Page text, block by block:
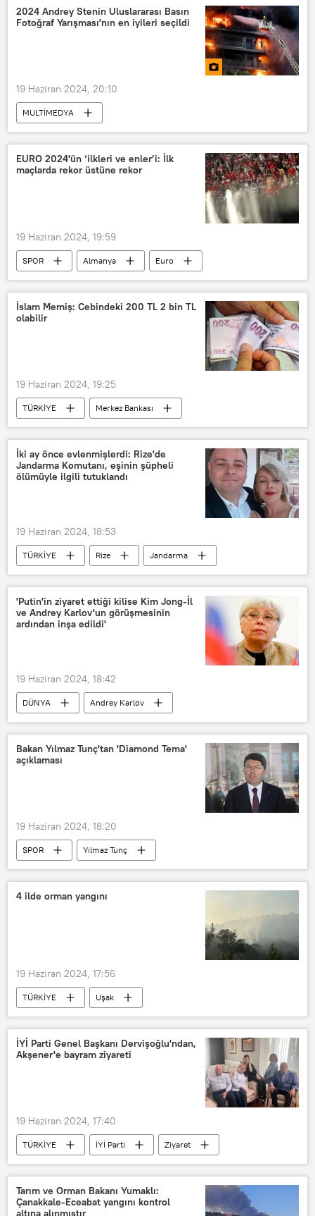
2024 Andrey Stenin Uluslararası Basın
Fotoğraf Yarışması'nın en iyileri seçildi
19 Haziran 2024, 20:10
MULTİMEDYA
Andrey Stenin Basın Fotoğrafçılığı Yarışması
Andrey Stenin
FOTOĞRAF
Şebnem Coşkun
EURO 2024'ün ‘ilkleri ve enler’i: İlk
maçlarda rekor üstüne rekor
19 Haziran 2024, 19:59
SPOR Almanya
Euro
EURO 2024
Euro 2024
EURO 2024
Euro 2024
Maç
Türkiye
İslam Memiş: Cebindeki 200 TL 2 bin TL
olabilir
19 Haziran 2024, 19:25
TÜRKİYE
Merkez Bankası
Türkiye Cumhuriyeti Merkez Bankası (TCMB)
TL
TL tl
İslam Memiş
İki ay önce evlenmişlerdi: Rize'de
Jandarma Komutanı, eşinin şüpheli
ölümüyle ilgili tutuklandı
19 Haziran 2024, 18:53
TÜRKİYE Rize
Jandarma
Kalkandere
Evlenmek Evlilik
'Putin'in ziyaret ettiği kilise Kim Jong-İl
ve Andrey Karlov'un görüşmesinin
ardından inşa edildi'
19 Haziran 2024, 18:42
DÜNYA
Andrey Karlov
Marina Karlova
Ankara
Kuzey Kore
Pyongyang
Kim Jong-il
Bakan Yılmaz Tunç'tan 'Diamond Tema'
açıklaması
19 Haziran 2024, 18:20
SPOR
Yılmaz Tunç
Sosyal medya
Diamond Tema
tarih
Tarih
4 ilde orman yangını
19 Haziran 2024, 17:56
TÜRKİYE
Uşak
Yangın söndürme
Orman yangını
Yangın
Yangın helikopteri
Manisa Büyükşehir Belediyesi
İYİ Parti Genel Başkanı Dervişoğlu'ndan,
Akşener'e bayram ziyareti
19 Haziran 2024, 17:40
TÜRKİYE İYİ Parti
Ziyaret
Müsavat Dervişoğlu
Meral Akşener
Tarım ve Orman Bakanı Yumaklı:
Çanakkale-Eceabat yangını kontrol
altına alınmıştır